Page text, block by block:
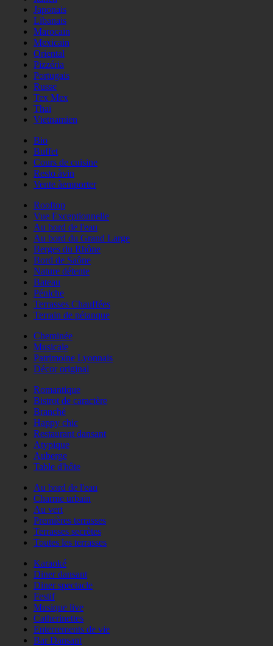
Japonais
Libanais
Marocain
Mexicain
Oriental
Pizzéria
Portugais
Russe
Tex Mex
Thaï
Vietnamien
Bio
Buffet
Cours de cuisine
Resto àvin
Vente àemporter
Rooftop
Vue Exceptionnelle
Au bord de l'eau
Au bord du Grand Large
Berges du Rhône
Bord de Saône
Nature détente
Bateau
Péniche
Terrasses Chauffées
Terrain de pétanque
Cheminée
Musicale
Patrimoine Lyonnais
Décor original
Romantique
Bistrot de caractère
Branché
Happy chic
Restaurant dansant
Atypique
Auberge
Table d'hôte
Au bord de l'eau
Charme urbain
Au vert
Premières terrasses
Terrasses secrètes
Toutes les terrasses
Karaoké
Diner dansant
Diner spectacle
Festif
Musique live
Catherinettes
Enterrements de vie
Bar Dansant